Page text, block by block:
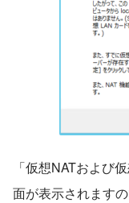
「仮想NATおよび
面が表示されます